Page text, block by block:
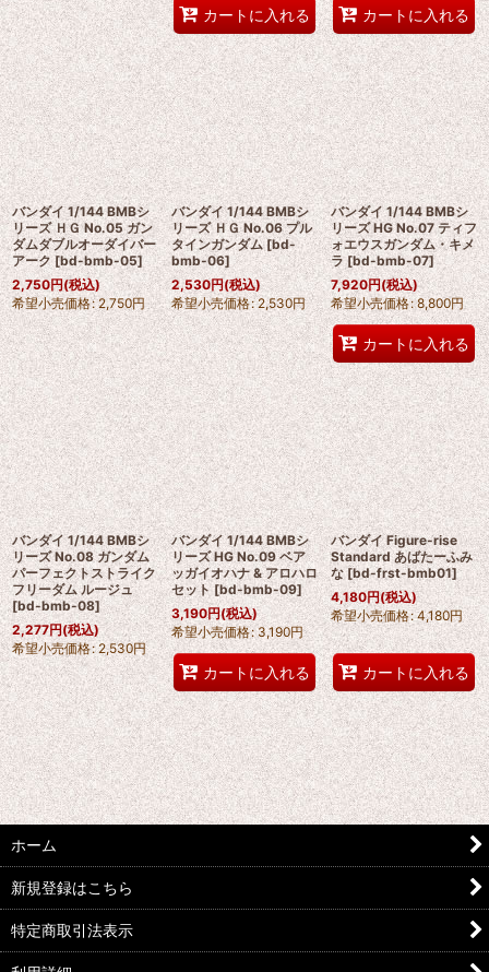
カートに入れる カートに入れる
バンダイ 1/144 BMBシ
リーズ ＨＧ No.05 ガン
ダムダブルオーダイバー
アーク [bd-bmb-05]
2,750円(税込)
希望小売価格: 2,750円
バンダイ 1/144 BMBシ
リーズ ＨＧ No.06 プル
タインガンダム [bd-
bmb-06]
2,530円(税込)
希望小売価格: 2,530円
バンダイ 1/144 BMBシ
リーズ HG No.07 ティフ
ォエウスガンダム・キメ
ラ [bd-bmb-07]
7,920円(税込)
希望小売価格: 8,800円
カートに入れる
バンダイ 1/144 BMBシ
リーズ No.08 ガンダム
パーフェクトストライク
フリーダム ルージュ
[bd-bmb-08]
2,277円(税込)
希望小売価格: 2,530円
バンダイ 1/144 BMBシ
リーズ HG No.09 ベア
ッガイオハナ & アロハロ
セット [bd-bmb-09]
3,190円(税込)
希望小売価格: 3,190円
カートに入れる
バンダイ Figure-rise
Standard あばたーふみ
な [bd-frst-bmb01]
4,180円(税込)
希望小売価格: 4,180円
カートに入れる
ホーム
新規登録はこちら
特定商取引法表示